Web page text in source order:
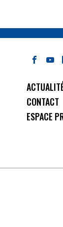
CONTACT
ESPACE